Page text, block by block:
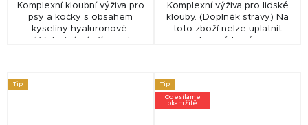
Komplexní kloubní výživa pro
psy a kočky s obsahem
kyseliny hyaluronové.
✅ Veterinární přípravek
Komplexní výživa pro lidské
klouby. (Doplněk stravy) Na
toto zboží nelze uplatnit
slevový kupón.
Tip Tip
Odesíláme
okamžitě